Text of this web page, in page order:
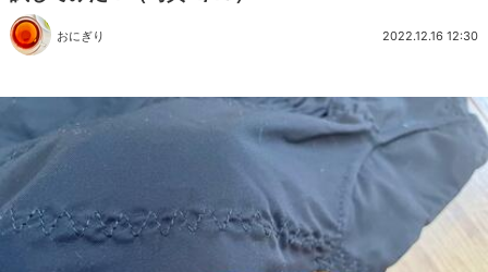
おにぎり 2022.12.16 12:30